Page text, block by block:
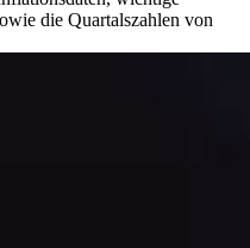
die Quartalszahlen von